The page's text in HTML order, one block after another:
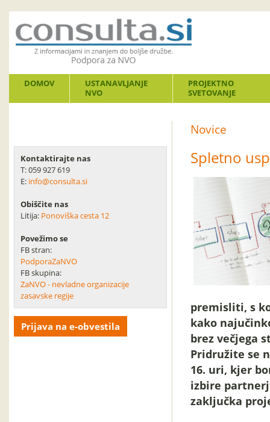
DOMOV
USTANAVLJANJE
NVO
PROJEKTNO
SVETOVANJE
Kontaktirajte nas
T: 059 927 619
E: info@consulta.si
Obiščite nas
Litija: Ponoviška cesta 12
Povežimo se
FB stran:
PodporaZaNVO
FB skupina:
ZaNVO - nevladne organizacije
zasavske regije
Prijava na e-obvestila
Novice
Spletno
premisliti, s
kako
brez večjega
Pridružite se
16. uri, kjer
izbire
zaključka